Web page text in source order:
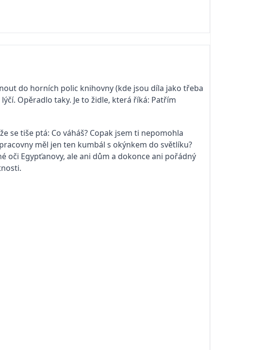
do horních polic knihovny (kde jsou díla jako třeba
Opěradlo taky. Je to židle, která říká: Patřím
se tiše ptá: Co váháš? Copak jsem ti nepomohla
měl jen ten kumbál s okýnkem do světlíku?
oči Egypťanovy, ale ani dům a dokonce ani pořádný